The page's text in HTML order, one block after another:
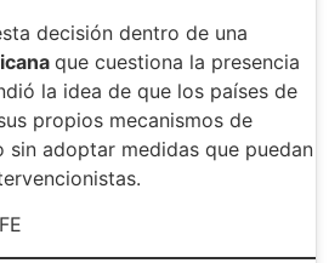
decisión dentro de una
que cuestiona la presencia
la idea de que los países de
propios mecanismos de
sin adoptar medidas que puedan